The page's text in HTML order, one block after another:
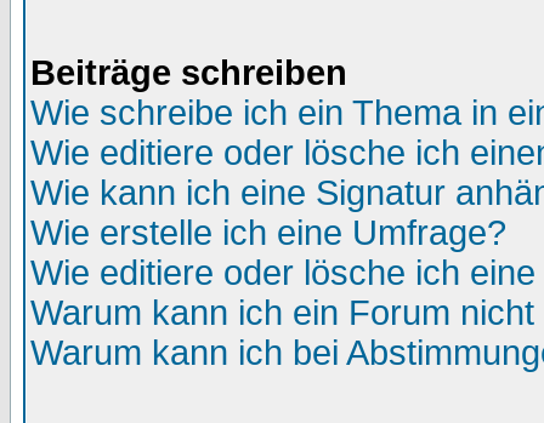
Beiträge schreiben
Wie schreibe ich ein Thema in
Wie editiere oder lösche ich
Wie kann ich eine Signatur
Wie erstelle ich eine Umfrage?
Wie editiere oder lösche ich
Warum kann ich ein Forum
Warum kann ich bei